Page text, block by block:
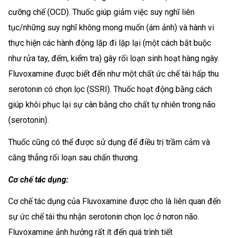
cưỡng chế (OCD). Thuốc giúp giảm việc suy nghĩ liên
tục/những suy nghĩ không mong muốn (ám ảnh) và hành vi
thực hiện các hành động lặp đi lặp lại (một cách bắt buộc
như rửa tay, đếm, kiểm tra) gây rối loạn sinh hoạt hàng ngày.
Fluvoxamine được biết đến như một chất ức chế tái hấp thu
serotonin có chọn lọc (SSRI). Thuốc hoạt động bằng cách
giúp khôi phục lại sự cân bằng cho chất tự nhiên trong não
(serotonin).
Thuốc cũng có thể được sử dụng để điều trị trầm cảm và
căng thẳng rối loạn sau chấn thương.
Cơ chế tác dụng:
Cơ chế tác dụng của Fluvoxamine được cho là liên quan đến
sự ức chế tái thu nhận serotonin chọn lọc ở nơron não.
Fluvoxamine ảnh hưởng rất ít đến quá trình tiết